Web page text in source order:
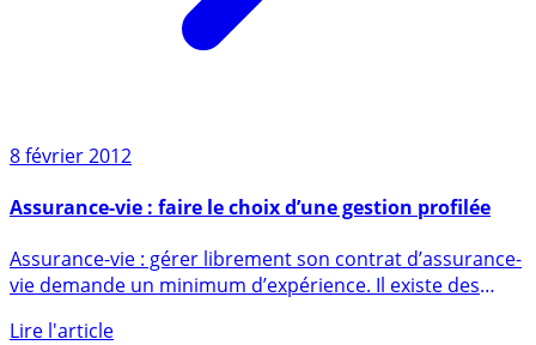
8 février 2012
Assurance-vie : faire le choix d’une gestion profilée
vie demande un minimum d’expérience. Il existe des